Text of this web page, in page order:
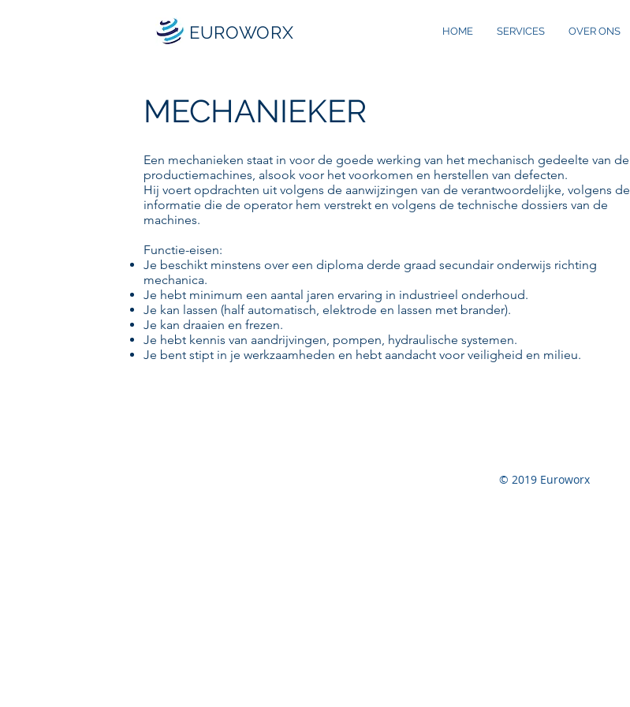
EUROWORX HOME SERVICES OVER ONS
MECHANIEKER
Een mechanieken staat in voor de goede werking van het mechanisch gedeelte van de
productiemachines, alsook voor het voorkomen en herstellen van defecten.
Hij voert opdrachten uit volgens de aanwijzingen van de verantwoordelijke, volgens de
informatie die de operator hem verstrekt en volgens de technische dossiers van de
machines.
Functie-eisen:
Je beschikt minstens over een diploma derde graad secundair onderwijs richting
mechanica.
Je hebt minimum een aantal jaren ervaring in industrieel onderhoud.
Je kan lassen (half automatisch, elektrode en lassen met brander).
Je kan draaien en frezen.
Je hebt kennis van aandrijvingen, pompen, hydraulische systemen.
Je bent stipt in je werkzaamheden en hebt aandacht voor veiligheid en milieu.
© 2019 Euroworx